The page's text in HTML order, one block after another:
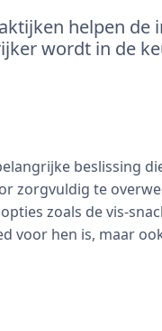
helpen de
wordt in de
beslissing
zorgvuldig te
zoals de vis-
voor hen is, maar